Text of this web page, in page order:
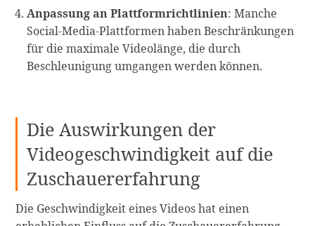
Anpassung an Plattformrichtlinien: Manche
Social-Media-Plattformen haben Beschränkungen
für die maximale Videolänge, die durch
Beschleunigung umgangen werden können.
Die Auswirkungen der
Videogeschwindigkeit auf die
Zuschauererfahrung
Die Geschwindigkeit eines Videos hat einen